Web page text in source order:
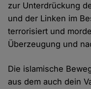
zur Unterdrückung
und der Linken im
terrorisiert und
Überzeugung und
Die islamische
aus dem auch dein